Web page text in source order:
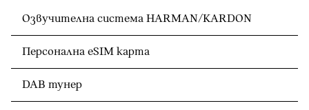
Озвучителна система HARMAN/KARDON
Персонална eSIM карта
DAB тунер